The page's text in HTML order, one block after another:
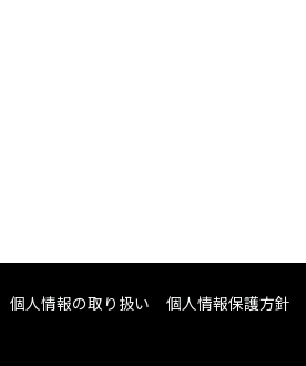
個人情報の取り扱い 個人情報保護方針